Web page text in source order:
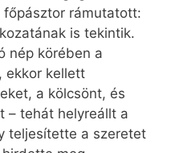
főpásztor rámutatott:
is tekintik.
nép körében a
ekkor kellett
a kölcsönt, és
– tehát helyreállt a
teljesítette a szeretet